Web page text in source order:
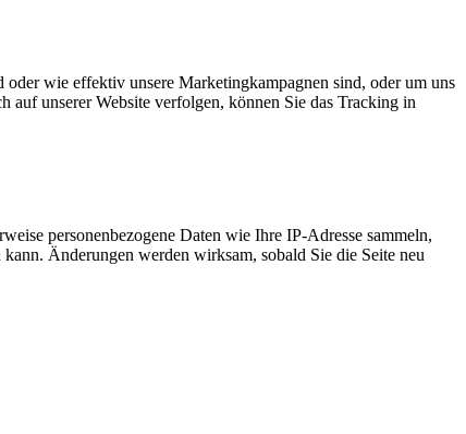
wie effektiv unsere Marketingkampagnen sind, oder um uns
auf unserer Website verfolgen, können Sie das Tracking in
personenbezogene Daten wie Ihre IP-Adresse sammeln,
Änderungen werden wirksam, sobald Sie die Seite neu